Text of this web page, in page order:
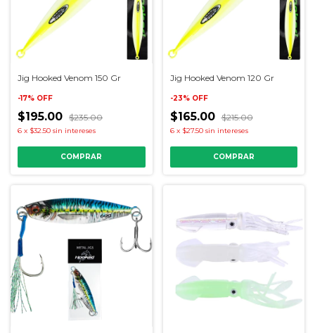
Jig Hooked Venom 150 Gr
-17% OFF
$195.00 $235.00
6 x $32.50 sin intereses
COMPRAR
Jig Hooked Venom 120 Gr
-23% OFF
$165.00 $215.00
6 x $27.50 sin intereses
COMPRAR